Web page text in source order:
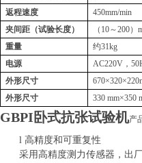
返程速度
450mm/min
夹间距（试验长度）
（ 10～200）
重量
约31kg
电源
AC220V ，
外形尺寸
670×320×
外形尺寸
330 mm×350
GBPI卧式抗张试验机产
l 高精度和可重复性
采用高精度测力传感器，出